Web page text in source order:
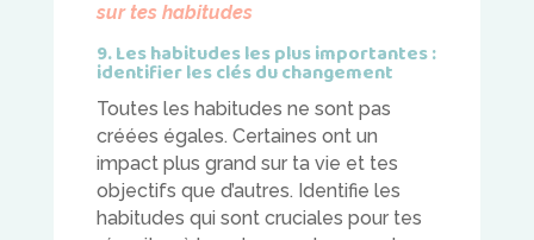
sur tes habitudes
9. Les habitudes les plus importantes :
identifier les clés du changement
Toutes les habitudes ne sont pas
créées égales. Certaines ont un
impact plus grand sur ta vie et tes
objectifs que d’autres. Identifie les
habitudes qui sont cruciales pour tes